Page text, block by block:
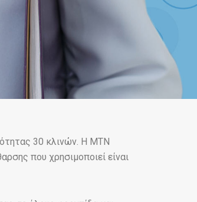
30 κλινών. Η ΜΤΝ
που χρησιμοποιεί είναι